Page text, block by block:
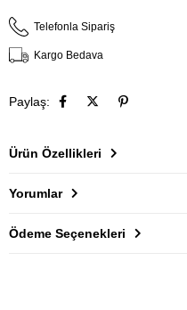
Telefonla Sipariş
Kargo Bedava
Paylaş:
Ürün Özellikleri
Yorumlar
Ödeme Seçenekleri